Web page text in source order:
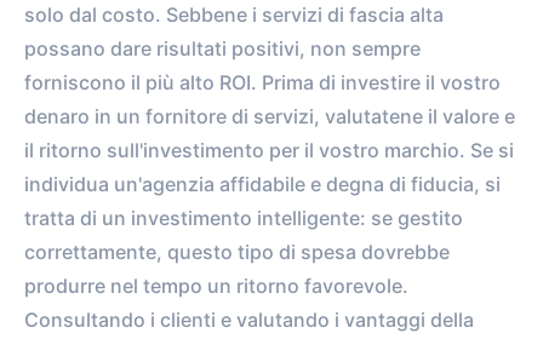
solo dal costo. Sebbene i servizi di fascia alta
possano dare risultati positivi, non sempre
forniscono il più alto ROI. Prima di investire il vostro
denaro in un fornitore di servizi, valutatene il valore e
il ritorno sull'investimento per il vostro marchio. Se si
individua un'agenzia affidabile e degna di fiducia, si
tratta di un investimento intelligente: se gestito
correttamente, questo tipo di spesa dovrebbe
produrre nel tempo un ritorno favorevole.
Consultando i clienti e valutando i vantaggi della